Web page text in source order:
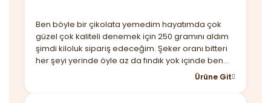
Ben böyle bir çikolata yemedim hayatımda çok
güzel çok kaliteli denemek için 250 gramını aldım
şimdi kiloluk sipariş edeceğim. Şeker oranı bitteri
her şeyi yerinde öyle az da fındık yok içinde ben
beğendim almayı düşünenler kaçırmasın derim.
Ürüne Git